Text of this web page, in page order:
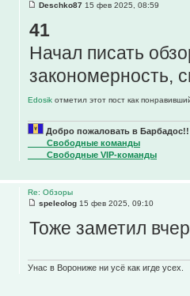
Deschko87 15 фев 2025, 08:59
41
Начал писать
закономерность,
Edosik отметил этот пост как
Добро пожаловать в
____Свободные команды
____Свободные VIP-команды
Re: Обзоры
speleolog 15 фев 2025, 09:10
Тоже заметил
Унас в Ворониже ни усё как игде усех.